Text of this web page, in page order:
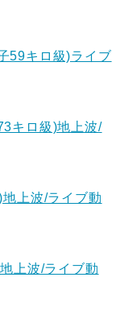
59キロ級)ライブ
キロ級)地上波/
上波/ライブ動
上波/ライブ動